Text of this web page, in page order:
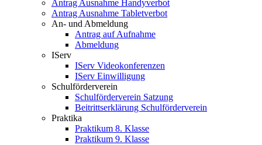
Antrag Ausnahme Handyverbot
Antrag Ausnahme Tabletverbot
An- und Abmeldung
Antrag auf Aufnahme
Abmeldung
IServ
IServ Videokonferenzen
IServ Einwilligung
Schulförderverein
Schulförderverein Satzung
Beitrittserklärung Schulförderverein
Praktika
Praktikum 8. Klasse
Praktikum 9. Klasse